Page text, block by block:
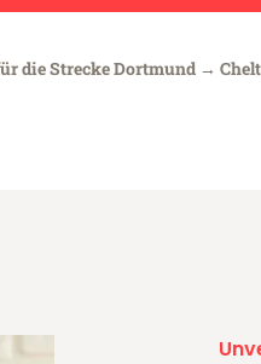
die Strecke Dortmund →